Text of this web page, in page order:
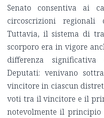
Senato consentiva ai
circoscrizioni
Tuttavia, il sistema di
scorporo era in vigore
differenza
Deputati: venivano
vincitore in ciascun
voti tra il vincitore e il
notevolmente il principio